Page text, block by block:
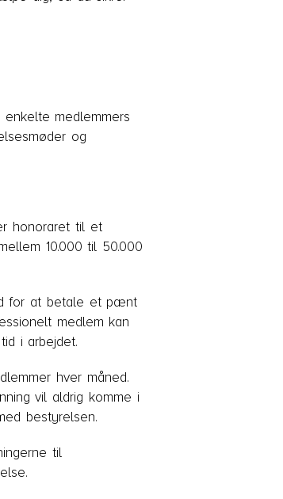
medlemmers
og
honoraret til et
10.000 til 50.000
for at betale et pænt
medlem kan
i arbejdet.
hver måned.
vil aldrig komme i
bestyrelsen.
til